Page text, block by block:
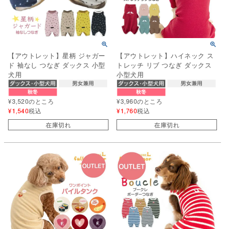
【アウトレット】星柄 ジャガー
ド 袖なし つなぎ ダックス 小型
犬用
¥3,520のところ
¥1,540税込
在庫切れ
【アウトレット】ハイネック ス
トレッチ リブ つなぎ ダックス
小型犬用
¥3,960のところ
¥1,760税込
在庫切れ